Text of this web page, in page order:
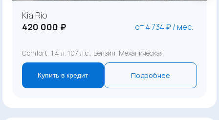
Kia Rio
420 000 ₽
от 4 734 ₽ / мес.
Comfort, 1.4 л. 107 л.с., Бензин, Механическая
Купить в кредит Подробнее